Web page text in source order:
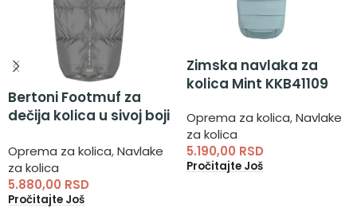
Bertoni Footmuf za
dečija kolica u sivoj boji
navlaka za kolica za
bebe
Oprema za kolica,Navlake
za kolica
5.880,00 RSD
Pročitajte Još
Zimska navlaka za
kolica Mint KKB41109
Oprema za kolica,Navlake
za kolica
5.190,00 RSD
Pročitajte Još